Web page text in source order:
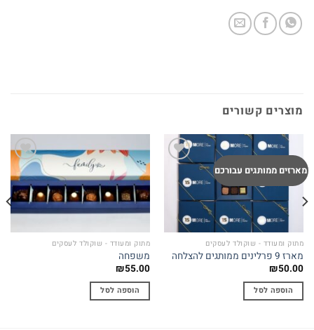
מוצרים קשורים
מארזים ממותגים עבורכם
wishlist
מתוק ומעודד - שוקולד לעסקים
מארז 9 פרלינים ממותגים להצלחה
₪50.00
הוספה לסל
Add to
wishlist
מתוק ומעודד - שוקולד לעסקים
משפחה
₪55.00
הוספה לסל